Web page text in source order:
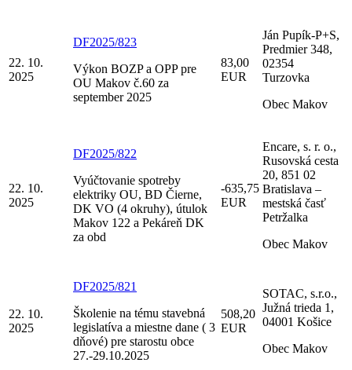
22. 10.
2025
DF2025/823
Výkon BOZP a OPP pre
OU Makov č.60 za
september 2025
83,00
EUR
Ján Pupík-P+S,
Predmier 348,
02354
Turzovka
Obec Makov
22. 10.
2025
DF2025/822
Vyúčtovanie spotreby
elektriky OU, BD Čierne,
DK VO (4 okruhy), útulok
Makov 122 a Pekáreň DK
za obd
-635,75
EUR
Encare, s. r. o.,
Rusovská cesta
20, 851 02
Bratislava –
mestská časť
Petržalka
Obec Makov
22. 10.
2025
DF2025/821
Školenie na tému stavebná
legislatíva a miestne dane ( 3
dňové) pre starostu obce
27.-29.10.2025
508,20
EUR
SOTAC, s.r.o.,
Južná trieda 1,
04001 Košice
Obec Makov